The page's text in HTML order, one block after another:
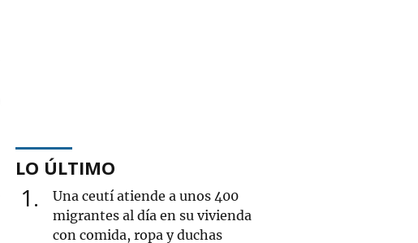
LO ÚLTIMO
1
Una ceutí atiende a unos 400
migrantes al día en su vivienda
con comida, ropa y duchas